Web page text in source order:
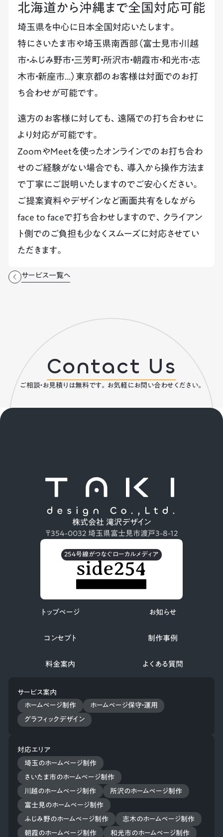
北海道から沖縄まで全国対応可能
埼玉県を中心に日本全国対応いたします。
特にさいたま市や埼玉県南西部（富士見市・川越
市・ふじみ野市・三芳町・所沢市・朝霞市・和光市・志
木市・新座市...）東京都のお客様は対面でのお打
ち合わせが可能です。
遠方のお客様に対しても、遠隔での打ち合わせに
より対応が可能です。
ZoomやMeetを使ったオンラインでのお打ち合わ
せのご経験がない場合でも、導入から操作方法ま
で丁寧にご説明いたしますのでご安心ください。
ご提案資料やデザインなど画面共有をしながら
face to faceで打ち合わせしますので、クライアン
ト側でのご負担も少なくスムーズに対応させてい
ただきます。
サービス一覧へ
Contact Us
ご相談・お見積りは無料です。お気軽にお問い合わせください。
株式会社 滝沢デザイン
〒354-0032 埼玉県富士見市渡戸3-8-12
254号線がつなぐローカルメディア
トップページ お知らせ
コンセプト 制作事例
料金案内 よくある質問
サービス案内
ホームページ制作
ホームページ保守・運用
グラフィックデザイン
対応エリア
埼玉のホームページ制作
さいたま市のホームページ制作
川越のホームページ制作 所沢のホームページ制作
富士見のホームページ制作
ふじみ野のホームページ制作 志木のホームページ制作
朝霞のホームページ制作 和光市のホームページ制作